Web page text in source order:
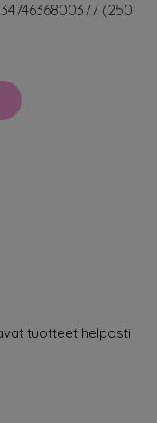
(250
tuotteet helposti